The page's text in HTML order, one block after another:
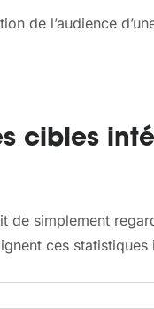
de l’audience
cibles
de simplement
ces statistiques